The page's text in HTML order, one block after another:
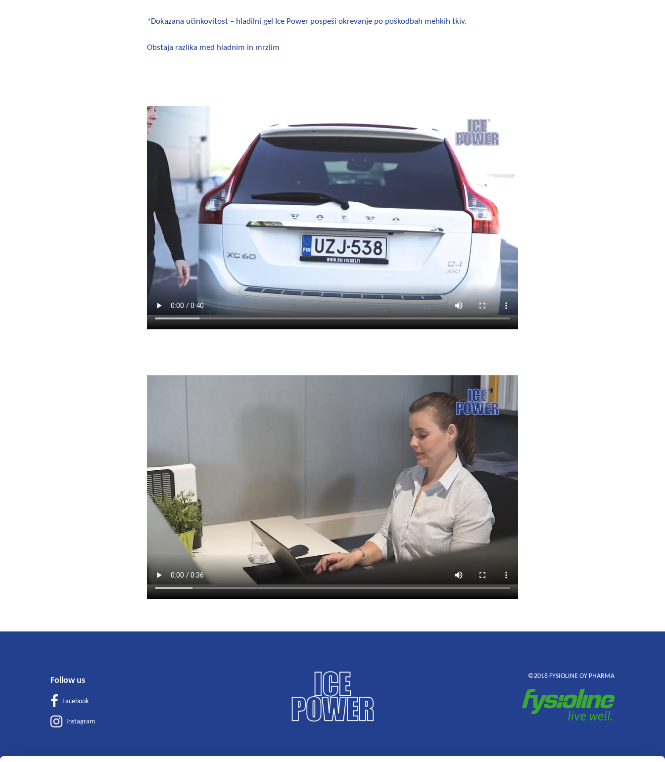
*Dokazana učinkovitost – hladilni gel Ice Power pospeši okrevanje po poškodbah mehkih tkiv.
Obstaja razlika med hladnim in mrzlim
Follow us
Facebook
Instagram
©2018 FYSIOLINE OY PHARMA